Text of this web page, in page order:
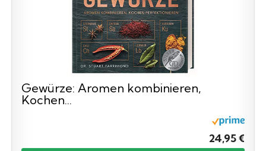
Gewürze: Aromen kombinieren,
Kochen...
24,95 €